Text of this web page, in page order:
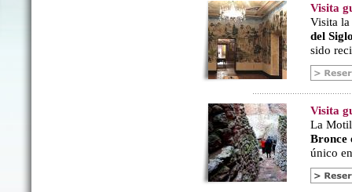
Visita
Visita la
del
sido
Visita
La
Bronce
único